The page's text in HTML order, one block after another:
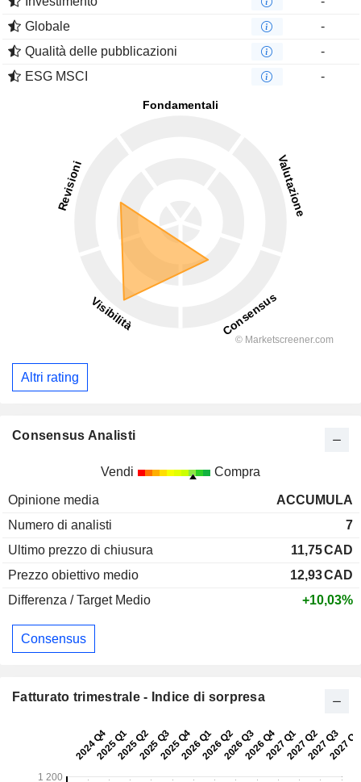
Globale
-
Qualità delle pubblicazioni
-
ESG MSCI
-
Altri rating
Consensus Analisti
Vendi Compra
Opinione media
ACCUMULA
Numero di analisti
7
Ultimo prezzo di chiusura
11,75CAD
Prezzo obiettivo medio
12,93CAD
Differenza / Target Medio
+10,03%
Consensus
Fatturato trimestrale - Indice di sorpresa